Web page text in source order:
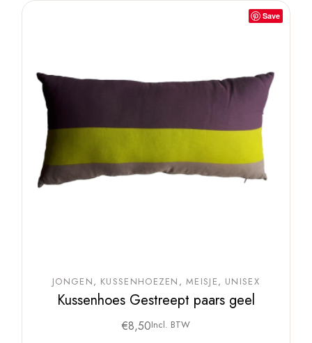
Save
JONGEN KUSSENHOEZEN MEISJE UNISEX
Kussenhoes Gestreept paars geel
€8,50Incl. BTW